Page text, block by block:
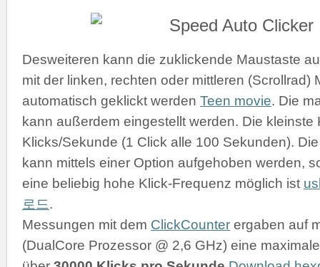
Desweiteren kann die zuklickende Maustaste
mit der linken, rechten oder mittleren (Scrollrad)
automatisch geklickt werden Teen movie. Die
kann außerdem eingestellt werden. Die kleinste
Klicks/Sekunde (1 Click alle 100 Sekunden).
kann mittels einer Option aufgehoben werden,
eine beliebig hohe Klick-Frequenz möglich ist
로드.
Messungen mit dem ClickCounter ergaben auf
(DualCore Prozessor @ 2,6 GHz) eine